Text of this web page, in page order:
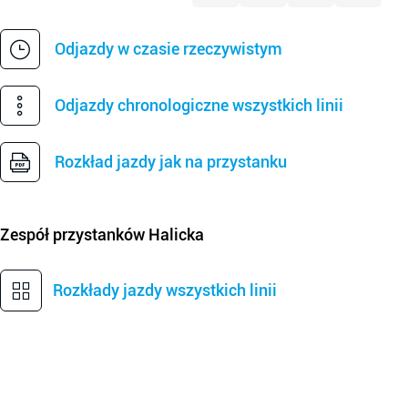
Odjazdy w czasie rzeczywistym
Odjazdy chronologiczne wszystkich linii
Rozkład jazdy jak na przystanku
Zespół przystanków Halicka
Rozkłady jazdy wszystkich linii